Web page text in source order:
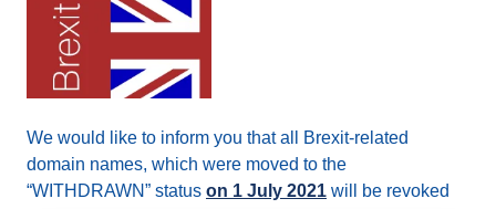
We would like to inform you that all Brexit-related
domain names, which were moved to the
“WITHDRAWN” status on 1 July 2021 will be revoked